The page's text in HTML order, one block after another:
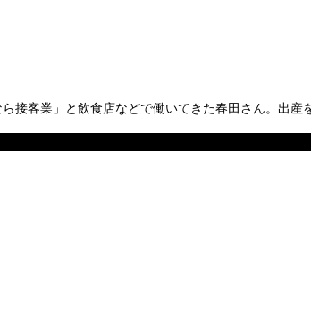
接客業」と飲食店などで働いてきた春田さん。出産